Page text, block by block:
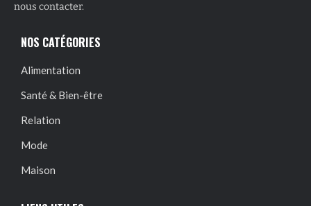
nous contacter.
NOS CATÉGORIES
Alimentation
Santé & Bien-être
Relation
Mode
Maison